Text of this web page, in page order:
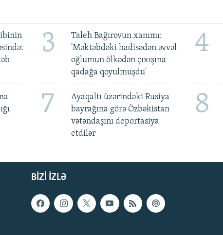
3
Taleh Bağırovun xanımı:
'Məktəbdəki hadisədən əvvəl
oğlumun ölkədən çıxışına
qadağa qoyulmuşdu'
4
7
Ayaqaltı üzərindəki Rusiya
bayrağına görə Özbəkistan
vətəndaşını deportasiya
etdilər
8
BIZI IZLƏ